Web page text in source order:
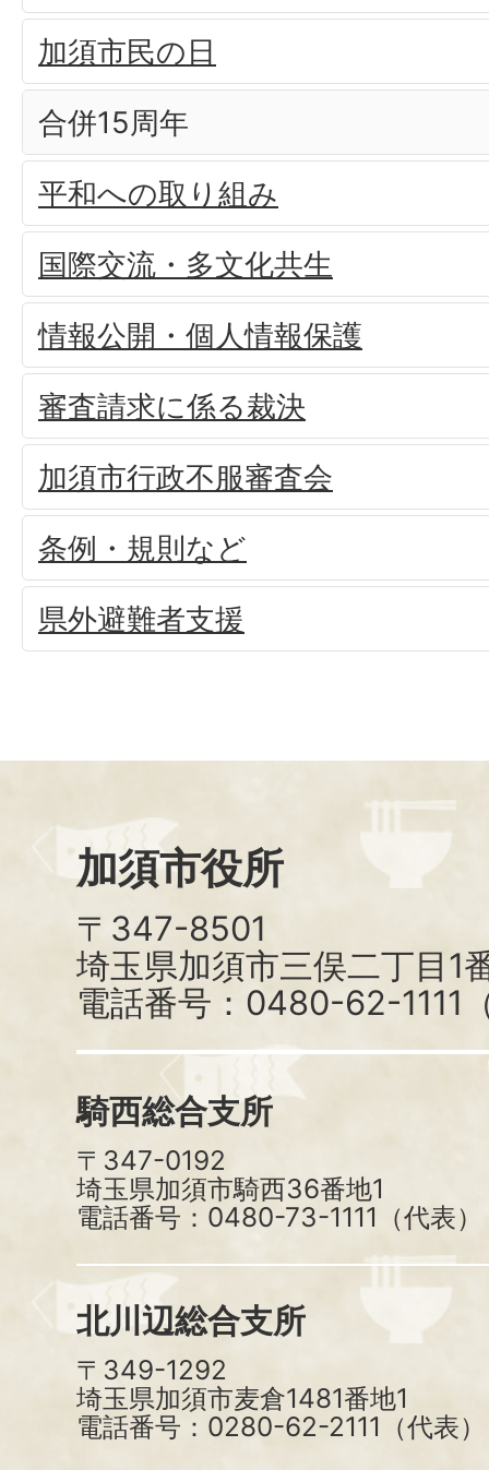
加須市民の日
合併15周年
平和への取り組み
国際交流・多文化共生
情報公開・個人情報保護
審査請求に係る裁決
加須市行政不服審査会
条例・規則など
県外避難者支援
加須市役所
〒347-8501
埼玉県加須市三俣二丁目1
電話番号：0480-62-1111
騎西総合支所
〒347-0192
埼玉県加須市騎西36番地1
電話番号：0480-73-1111（代表）
北川辺総合支所
〒349-1292
埼玉県加須市麦倉1481番地1
電話番号：0280-62-2111（代表）